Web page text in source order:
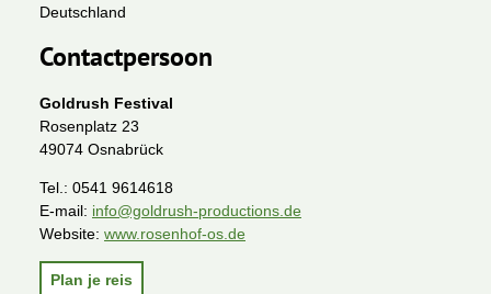
Deutschland
Contactpersoon
Goldrush Festival
Rosenplatz 23
49074 Osnabrück
Tel.: 0541 9614618
E-mail: info@goldrush-productions.de
Website: www.rosenhof-os.de
Plan je reis